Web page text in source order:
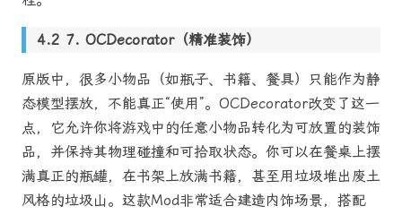
7. OCDecorator（精准装饰）
原版中，很多小物品（如瓶子、书籍、餐具）只能作为静
态模型摆放，不能真正“使用”。OCDecorator改变了这一
点，它允许你将游戏中的任意小物品转化为可放置的装饰
品，并保持其物理碰撞和可拾取状态。你可以在餐桌上摆
满真正的瓶罐，在书架上放满书籍，甚至用垃圾堆出废土
风格的垃圾山。这款Mod非常适合建造内饰场景，搭配